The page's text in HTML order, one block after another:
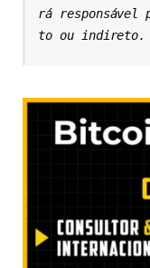
rá responsável
to ou indireto.